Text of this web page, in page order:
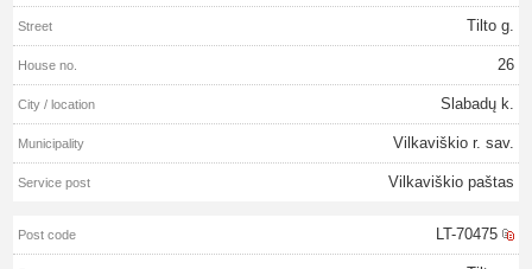
Tilto g.
26
Slabadų k.
Vilkaviškio r. sav.
Vilkaviškio paštas
LT-70475